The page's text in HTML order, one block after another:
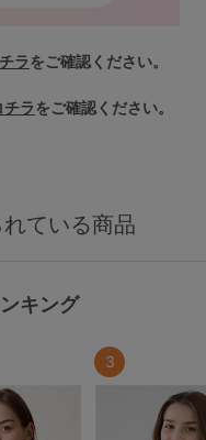
ラ をご確認ください。
チラ をご確認ください。
ている商品
キング
3